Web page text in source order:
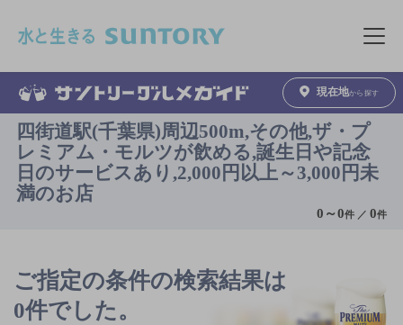
メニュ
現在地から探す
四街道駅(千葉県)周辺500m,その他,ザ・プ
レミアム・モルツが飲める,誕生日や記念
日のサービスあり,2,000円以上～3,000円未
満のお店
0 ～0件 ／0件
ご指定の条件の検索結果は
0件でした。